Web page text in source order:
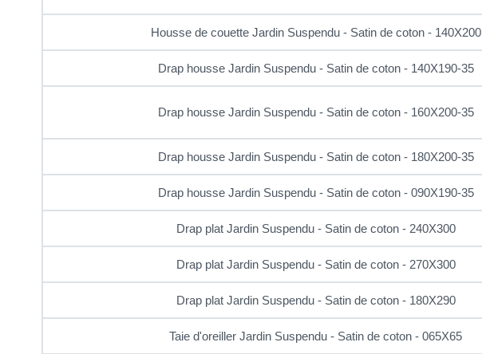
Housse de couette Jardin Suspendu - Satin de coton - 140X200
Drap housse Jardin Suspendu - Satin de coton - 140X190-35
Drap housse Jardin Suspendu - Satin de coton - 160X200-35
Drap housse Jardin Suspendu - Satin de coton - 180X200-35
Drap housse Jardin Suspendu - Satin de coton - 090X190-35
Drap plat Jardin Suspendu - Satin de coton - 240X300
Drap plat Jardin Suspendu - Satin de coton - 270X300
Drap plat Jardin Suspendu - Satin de coton - 180X290
Taie d'oreiller Jardin Suspendu - Satin de coton - 065X65